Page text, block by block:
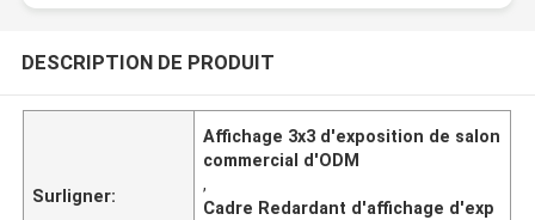
DESCRIPTION DE PRODUIT
Surligner:
Affichage 3x3 d'exposition de salon
commercial d'ODM
,
Cadre Redardant d'affichage d'exp